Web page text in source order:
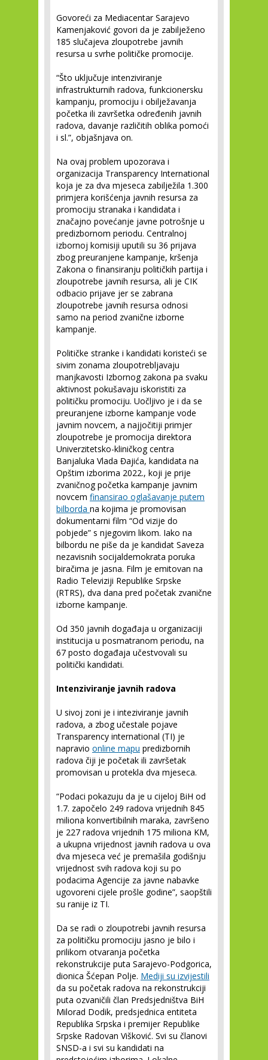
Govoreći za Mediacentar Sarajevo
Kamenjaković govori da je zabilježeno
185 slučajeva zloupotrebe javnih
resursa u svrhe političke promocije.
“Što uključuje intenziviranje
infrastrukturnih radova, funkcionersku
kampanju, promociju i obilježavanja
početka ili završetka određenih javnih
radova, davanje različitih oblika pomoći
i sl.”, objašnjava on.
Na ovaj problem upozorava i
organizacija Transparency International
koja je za dva mjeseca zabilježila 1.300
primjera korišćenja javnih resursa za
promociju stranaka i kandidata i
značajno povećanje javne potrošnje u
predizbornom periodu. Centralnoj
izbornoj komisiji uputili su 36 prijava
zbog preuranjene kampanje, kršenja
Zakona o finansiranju političkih partija i
zloupotrebe javnih resursa, ali je CIK
odbacio prijave jer se zabrana
zloupotrebe javnih resursa odnosi
samo na period zvanične izborne
kampanje.
Političke stranke i kandidati koristeći se
sivim zonama zloupotrebljavaju
manjkavosti Izbornog zakona pa svaku
aktivnost pokušavaju iskoristiti za
političku promociju. Uočljivo je i da se
preuranjene izborne kampanje vode
javnim novcem, a najjočitiji primjer
zloupotrebe je promocija direktora
Univerzitetsko-kliničkog centra
Banjaluka Vlada Đajića, kandidata na
Opštim izborima 2022., koji je prije
zvaničnog početka kampanje javnim
novcem finansirao oglašavanje putem
bilborda na kojima je promovisan
dokumentarni film “Od vizije do
pobjede” s njegovim likom. Iako na
bilbordu ne piše da je kandidat Saveza
nezavisnih socijaldemokrata poruka
biračima je jasna. Film je emitovan na
Radio Televiziji Republike Srpske
(RTRS), dva dana pred početak zvanične
izborne kampanje.
Od 350 javnih događaja u organizaciji
institucija u posmatranom periodu, na
67 posto događaja učestvovali su
politički kandidati.
Intenziviranje javnih radova
U sivoj zoni je i inteziviranje javnih
radova, a zbog učestale pojave
Transparency international (TI) je
napravio online mapu predizbornih
radova čiji je početak ili završetak
promovisan u protekla dva mjeseca.
“Podaci pokazuju da je u cijeloj BiH od
1.7. započelo 249 radova vrijednih 845
miliona konvertibilnih maraka, završeno
je 227 radova vrijednih 175 miliona KM,
a ukupna vrijednost javnih radova u ova
dva mjeseca već je premašila godišnju
vrijednost svih radova koji su po
podacima Agencije za javne nabavke
ugovoreni cijele prošle godine”, saopštili
su ranije iz TI.
Da se radi o zloupotrebi javnih resursa
za političku promociju jasno je bilo i
prilikom otvaranja početka
rekonstrukcije puta Sarajevo-Podgorica,
dionica Šćepan Polje. Mediji su izvijestili
da su početak radova na rekonstrukciji
puta ozvaničili član Predsjedništva BiH
Milorad Dodik, predsjednica entiteta
Republika Srpska i premijer Republike
Srpske Radovan Višković. Svi su članovi
SNSD-a i svi su kandidati na